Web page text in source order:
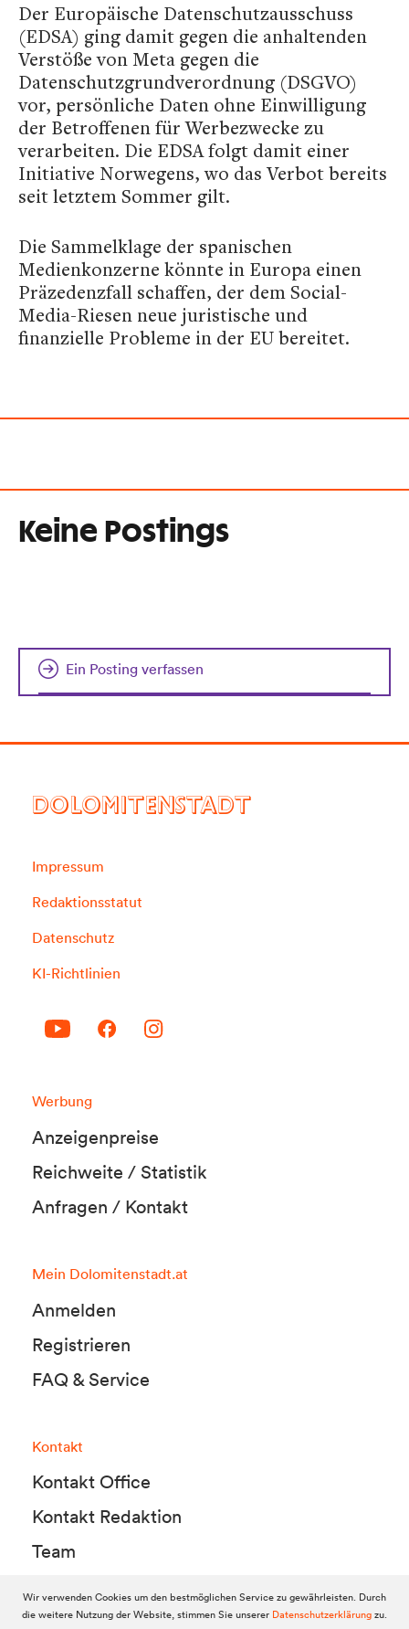
Der Europäische Datenschutzausschuss
(EDSA) ging damit gegen die anhaltenden
Verstöße von Meta gegen die
Datenschutzgrundverordnung (DSGVO)
vor, persönliche Daten ohne Einwilligung
der Betroffenen für Werbezwecke zu
verarbeiten. Die EDSA folgt damit einer
Initiative Norwegens, wo das Verbot bereits
seit letztem Sommer gilt.
Die Sammelklage der spanischen
Medienkonzerne könnte in Europa einen
Präzedenzfall schaffen, der dem Social-
Media-Riesen neue juristische und
finanzielle Probleme in der EU bereitet.
Keine Postings
Ein Posting verfassen
DOLOMITENSTADT
Impressum
Redaktionsstatut
Datenschutz
KI-Richtlinien
Werbung
Anzeigenpreise
Reichweite / Statistik
Anfragen / Kontakt
Mein Dolomitenstadt.at
Anmelden
Registrieren
FAQ & Service
Kontakt
Kontakt Office
Kontakt Redaktion
Team
© 2010-2026 Dolomitenstadt.at
Wir verwenden Cookies um den bestmöglichen Service zu gewährleisten. Durch
die weitere Nutzung der Website, stimmen Sie unserer Datenschutzerklärungzu.